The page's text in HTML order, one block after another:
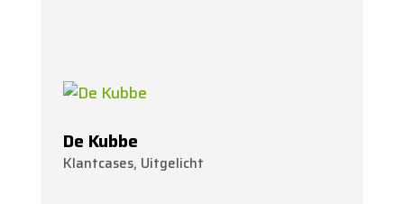
De Kubbe
Klantcases, Uitgelicht